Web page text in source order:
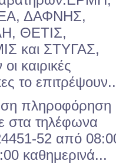
ΔΑΦΝΗΣ,
ΘΕΤΙΣ,
και ΣΤΥΓΑΣ,
καιρικές
το
πληροφόρηση
στα τηλέφωνα
52 από
καθημερινά...